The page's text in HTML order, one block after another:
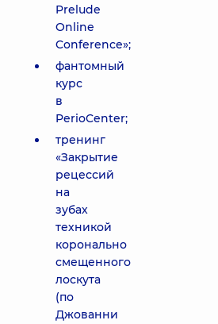
Prelude
Online
Conference»;
фантомный
курс
в
PerioCenter;
тренинг
«Закрытие
рецессий
на
зубах
техникой
коронально
смещенного
лоскута
(по
Джованни